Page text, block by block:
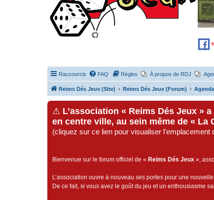
Raccourcis FAQ Règles À propos de RDJ
Reims Dés Jeux (Site) Reims Dés Jeux (Forum)
⚠ L’association « Reims Dés Jeux »
en centre ville, au sein même de « La
(cliquez sur ce lien pour visualiser l'emplacement
Bienvenue sur le forum officiel de « Reims Dés Jeux »,
L’association ouvre à nouveau ses portes pour une
De ce fait, si vous avez le goût du jeu et un enthousiasme